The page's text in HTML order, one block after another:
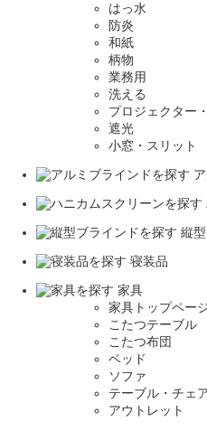
はっ水
防炎
和紙
柄物
業務用
洗える
プロジェクター
遮光
小窓・スリット
縦
寝装品
家具
家具トップペー
こたつテーブル
こたつ布団
ベッド
ソファ
テーブル・チェ
アウトレット